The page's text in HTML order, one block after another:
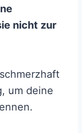
nicht zur
um deine